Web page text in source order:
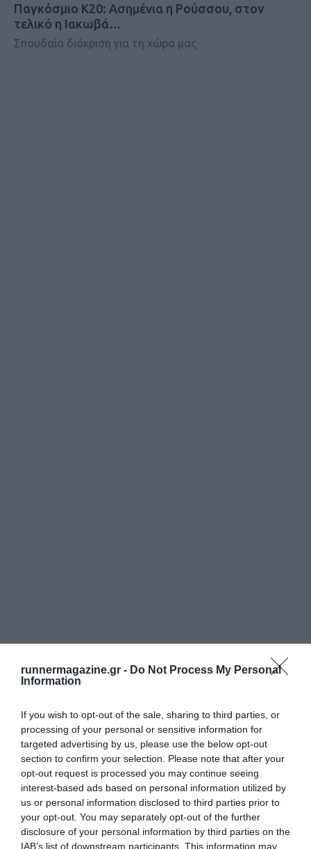
runnermagazine.gr - Do Not Process My Personal
Information
If you wish to opt-out of the sale, sharing to third parties, or
processing of your personal or sensitive information for
targeted advertising by us, please use the below opt-out
section to confirm your selection. Please note that after your
opt-out request is processed you may continue seeing
interest-based ads based on personal information utilized by
us or personal information disclosed to third parties prior to
your opt-out. You may separately opt-out of the further
disclosure of your personal information by third parties on the
IAB’s list of downstream participants. This information may
Παγκόσμιο Κ20: Ασημένια η Ρούσσου, στον
τελικό η Ιακωβά…
Σπουδαία διάκριση για τη χώρα μας